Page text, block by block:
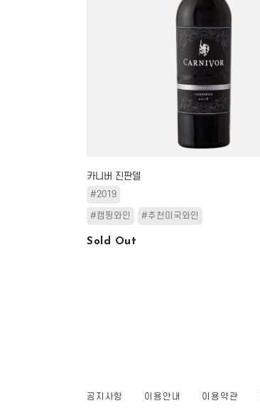
카니버 진판델
#2019
#캠핑와인 #추천미국와인
Sold Out
공지사항 이용안내 이용약관